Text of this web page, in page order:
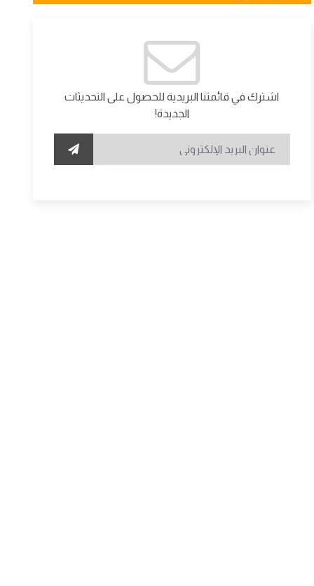
اشترك في قائمتنا البريدية للحصول على التحديثات
الجديدة!